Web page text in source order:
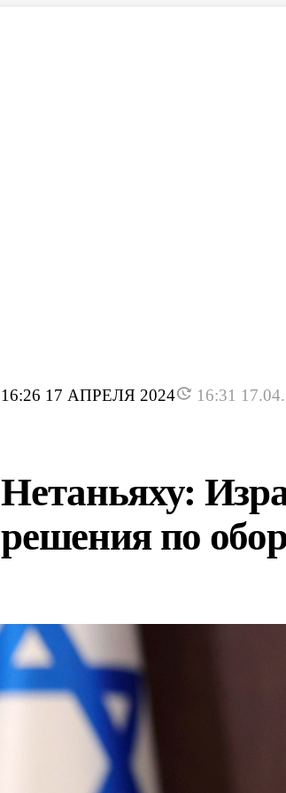
16:26 17 АПРЕЛЯ 2024 16:31
Нетаньяху:
решения по